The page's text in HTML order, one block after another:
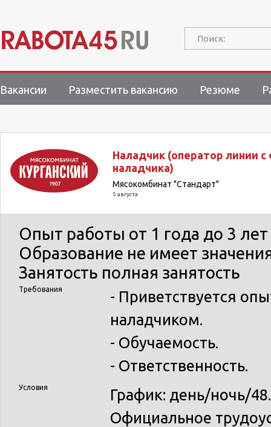
Поиск:
Вакансии Разместить вакансию Резюме
Наладчик (оператор линии
наладчика)
Мясокомбинат "Стандарт"
5 августа
Опыт работы от 1 года до 3 лет
Образование не имеет
Занятость полная занятость
Требования
- Приветствуется
наладчиком.
- Обучаемость.
- Ответственность.
Условия
График: день/ночь/48.
Официальное